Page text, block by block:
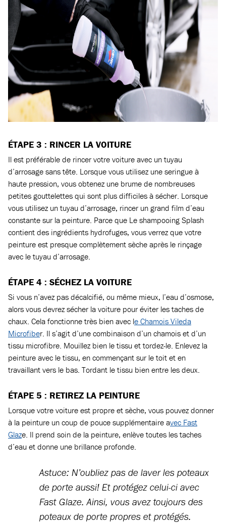
ÉTAPE 3 : RINCER LA VOITURE
Il est préférable de rincer votre voiture avec un tuyau
d’arrosage sans tête. Lorsque vous utilisez une seringue à
haute pression, vous obtenez une brume de nombreuses
petites gouttelettes qui sont plus difficiles à sécher. Lorsque
vous utilisez un tuyau d’arrosage, rincer un grand film d’eau
constante sur la peinture. Parce que Le shampooing Splash
contient des ingrédients hydrofuges, vous verrez que votre
peinture est presque complètement sèche après le rinçage
avec le tuyau d’arrosage.
ÉTAPE 4 : SÉCHEZ LA VOITURE
Si vous n’avez pas décalcifié, ou même mieux, l’eau d’osmose,
alors vous devrez sécher la voiture pour éviter les taches de
chaux. Cela fonctionne très bien avec le Chamois Vileda
Microfiber. Il s’agit d’une combinaison d’un chamois et d’un
tissu microfibre. Mouillez bien le tissu et tordez-le. Enlevez la
peinture avec le tissu, en commençant sur le toit et en
travaillant vers le bas. Tordant le tissu bien entre les deux.
ÉTAPE 5 : RETIREZ LA PEINTURE
Lorsque votre voiture est propre et sèche, vous pouvez donner
à la peinture un coup de pouce supplémentaire avec Fast
Glaze. Il prend soin de la peinture, enlève toutes les taches
d’eau et donne une brillance profonde.
Astuce: N’oubliez pas de laver les poteaux
de porte aussi! Et protégez celui-ci avec
Fast Glaze. Ainsi, vous avez toujours des
poteaux de porte propres et protégés.